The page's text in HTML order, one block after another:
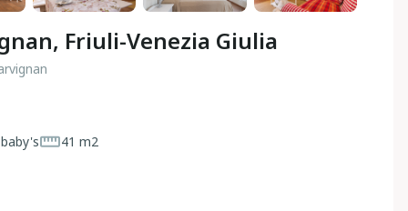
Friuli-Venezia Giulia
41 m2